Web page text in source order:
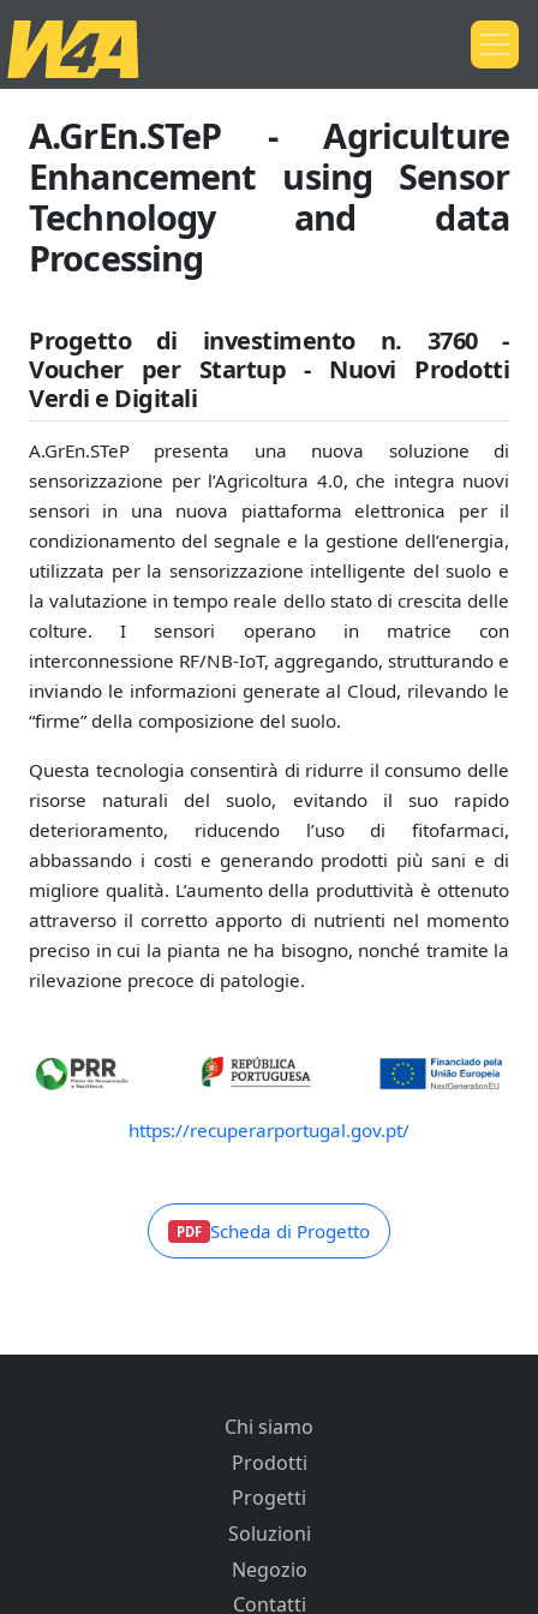
A.GrEn.STeP - Agriculture
Enhancement using Sensor
Technology and data
Processing
Progetto di investimento n. 3760 -
Voucher per Startup - Nuovi Prodotti
Verdi e Digitali
A.GrEn.STeP presenta una nuova soluzione di
sensorizzazione per l’Agricoltura 4.0, che integra nuovi
sensori in una nuova piattaforma elettronica per il
condizionamento del segnale e la gestione dell’energia,
utilizzata per la sensorizzazione intelligente del suolo e
la valutazione in tempo reale dello stato di crescita delle
colture. I sensori operano in matrice con
interconnessione RF/NB-IoT, aggregando, strutturando e
inviando le informazioni generate al Cloud, rilevando le
“firme” della composizione del suolo.
Questa tecnologia consentirà di ridurre il consumo delle
risorse naturali del suolo, evitando il suo rapido
deterioramento, riducendo l’uso di fitofarmaci,
abbassando i costi e generando prodotti più sani e di
migliore qualità. L’aumento della produttività è ottenuto
attraverso il corretto apporto di nutrienti nel momento
preciso in cui la pianta ne ha bisogno, nonché tramite la
rilevazione precoce di patologie.
https://recuperarportugal.gov.pt/
PDF Scheda di Progetto
Chi siamo
Prodotti
Progetti
Soluzioni
Negozio
Contatti